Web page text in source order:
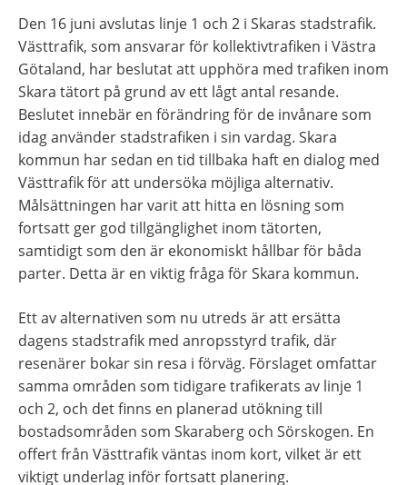
Den 16 juni avslutas linje 1 och 2 i Skaras stadstrafik.
Västtrafik, som ansvarar för kollektivtrafiken i Västra
Götaland, har beslutat att upphöra med trafiken inom
Skara tätort på grund av ett lågt antal resande.
Beslutet innebär en förändring för de invånare som
idag använder stadstrafiken i sin vardag. Skara
kommun har sedan en tid tillbaka haft en dialog med
Västtrafik för att undersöka möjliga alternativ.
Målsättningen har varit att hitta en lösning som
fortsatt ger god tillgänglighet inom tätorten,
samtidigt som den är ekonomiskt hållbar för båda
parter. Detta är en viktig fråga för Skara kommun.
Ett av alternativen som nu utreds är att ersätta
dagens stadstrafik med anropsstyrd trafik, där
resenärer bokar sin resa i förväg. Förslaget omfattar
samma områden som tidigare trafikerats av linje 1
och 2, och det finns en planerad utökning till
bostadsområden som Skaraberg och Sörskogen. En
offert från Västtrafik väntas inom kort, vilket är ett
viktigt underlag inför fortsatt planering.